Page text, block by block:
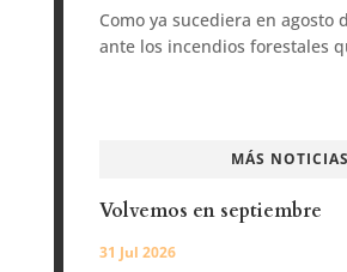
Como ya sucediera en agosto
ante los incendios forestales
MÁS NOTICIAS
Volvemos en septiembre
31 Jul 2026